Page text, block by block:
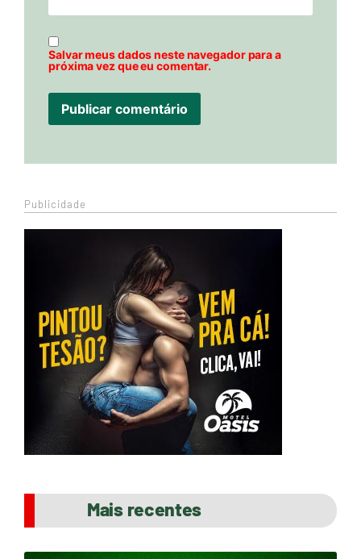
Salvar meus dados neste navegador para a
próxima vez que eu comentar.
Publicidade
Mais recentes